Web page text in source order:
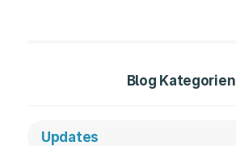
Blog Kategorien
Updates